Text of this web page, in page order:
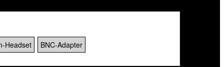
Headset BNC-Adapter